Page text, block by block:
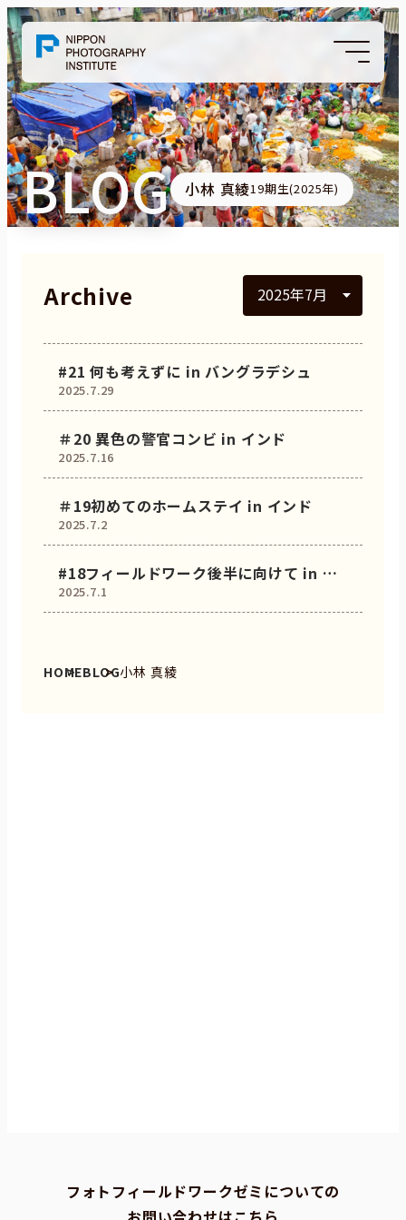
BLOG 小林 真綾19期生(2025年)
Archive
2025.7.29
#21 何も考えずに in バングラデシュ
2025.7.16
＃20 異色の警官コンビ in インド
2025.7.2
＃19初めてのホームステイ in インド
2025.7.1
#18フィールドワーク後半に向けて in 日
本
HOMEBLOG小林 真綾
フォトフィールドワークゼミについての